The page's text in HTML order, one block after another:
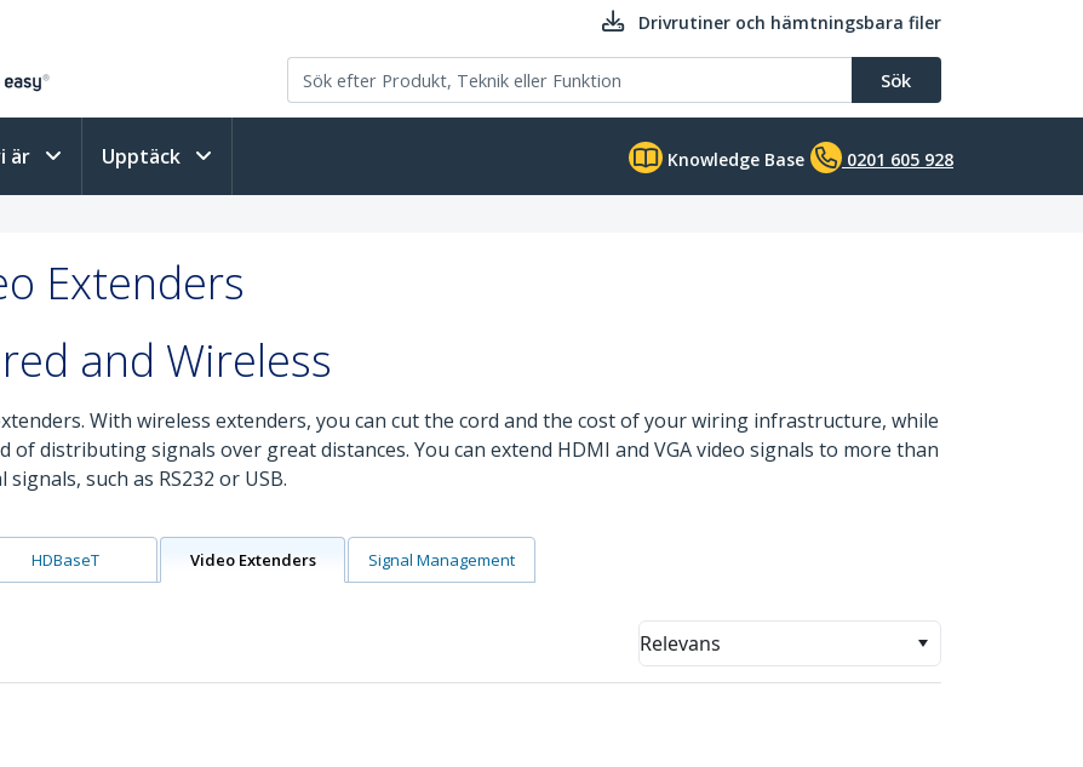
Drivrutiner och hämtningsbara filer
Sök
är Upptäck Knowledge Base 0201 605 928
Extenders
and Wireless
With wireless extenders, you can cut the cord and the cost of your wiring infrastructure, while
distributing signals over great distances. You can extend HDMI and VGA video signals to more than
such as RS232 or USB.
HDBaseT Video Extenders Signal Management
Relevans